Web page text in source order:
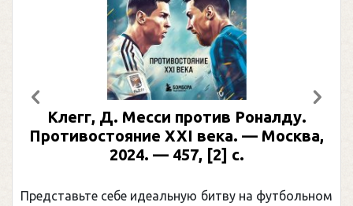
Клегг, Д. Месси против Роналду.
Противостояние XXI века. — Москва,
2024. — 457, [2] с.
Представьте себе идеальную битву на футбольном
Предыдущий